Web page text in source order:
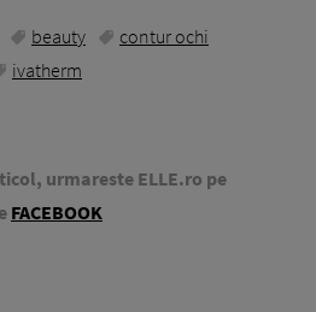
beauty
contur ochi
ivatherm
urmareste ELLE.ro pe
FACEBOOK